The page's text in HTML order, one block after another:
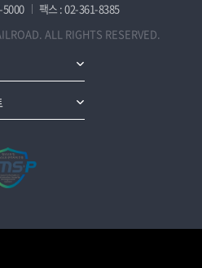
5000
팩스 : 02-361-8385
ALL RIGHTS RESERVED.